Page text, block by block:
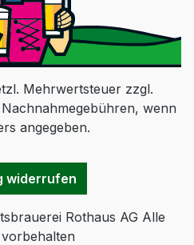
Mehrwertsteuer zzgl.
wenn
angegeben.
widerrufen
Rothaus AG Alle